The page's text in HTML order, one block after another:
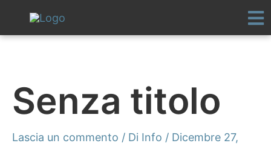
contenuto
Senza titolo
Lascia un commento / Di Info / Dicembre 27,